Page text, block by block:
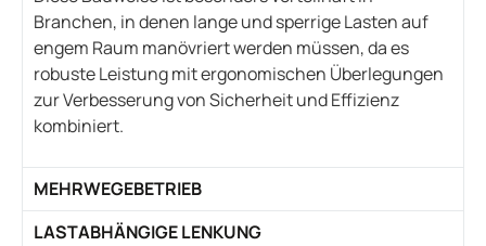
Branchen, in denen lange und sperrige Lasten auf
engem Raum manövriert werden müssen, da es
robuste Leistung mit ergonomischen Überlegungen
zur Verbesserung von Sicherheit und Effizienz
kombiniert.
MEHRWEGEBETRIEB
LASTABHÄNGIGE LENKUNG